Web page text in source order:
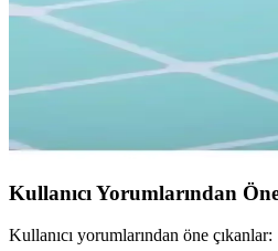
Yılz Toptan Home Cheer Otomatik
Genel Markalar Çevirmeli
Pratik, hijyenik ve uygun fiyatlı
Kullanıcı Yorumlarından
Kullanıcı yorumlarından öne çıkanlar: